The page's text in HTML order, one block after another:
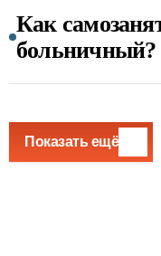
Как
больничный?
Показать ещё